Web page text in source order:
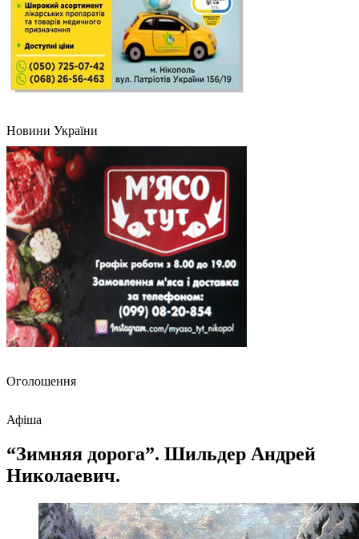
Новини України
Оголошення
Афіша
“Зимняя дорога”. Шильдер Андрей
Николаевич.